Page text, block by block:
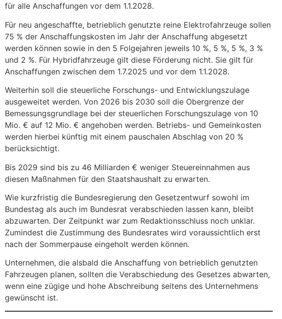
für alle Anschaffungen vor dem 1.1.2028.
Für neu angeschaffte, betrieblich genutzte reine Elektrofahrzeuge sollen
75 % der Anschaffungskosten im Jahr der Anschaffung abgesetzt
werden können sowie in den 5 Folgejahren jeweils 10 %, 5 %, 5 %, 3 %
und 2 %. Für Hybridfahrzeuge gilt diese Förderung nicht. Sie gilt für
Anschaffungen zwischen dem 1.7.2025 und vor dem 1.1.2028.
Weiterhin soll die steuerliche Forschungs- und Entwicklungszulage
ausgeweitet werden. Von 2026 bis 2030 soll die Obergrenze der
Bemessungsgrundlage bei der steuerlichen Forschungszulage von 10
Mio. € auf 12 Mio. € angehoben werden. Betriebs- und Gemeinkosten
werden hierbei künftig mit einem pauschalen Abschlag von 20 %
berücksichtigt.
Bis 2029 sind bis zu 46 Milliarden € weniger Steuereinnahmen aus
diesen Maßnahmen für den Staatshaushalt zu erwarten.
Wie kurzfristig die Bundesregierung den Gesetzentwurf sowohl im
Bundestag als auch im Bundesrat verabschieden lassen kann, bleibt
abzuwarten. Der Zeitpunkt war zum Redaktionsschluss noch unklar.
Zumindest die Zustimmung des Bundesrates wird voraussichtlich erst
nach der Sommerpause eingeholt werden können.
Unternehmen, die alsbald die Anschaffung von betrieblich genutzten
Fahrzeugen planen, sollten die Verabschiedung des Gesetzes abwarten,
wenn eine zügige und hohe Abschreibung seitens des Unternehmens
gewünscht ist.